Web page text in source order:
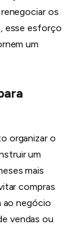
os
esse esforço
um
organizar o
um
mais
compras
ao negócio
vendas ou